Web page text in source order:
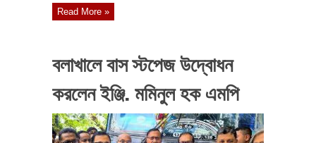
Read More »
বলাখালে বাস স্টপেজ উদ্বোধন
করলেন ইঞ্জি. মমিনুল হক এমপি